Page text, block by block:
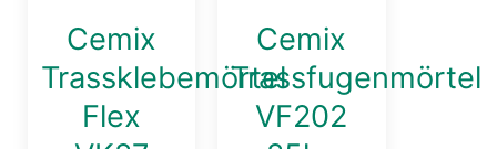
Cemix
Trassklebemörtel
Flex
Cemix
Trassfugenmörtel
VF202